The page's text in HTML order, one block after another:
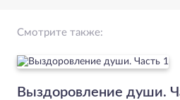
Смотрите также:
Выздоровление души.